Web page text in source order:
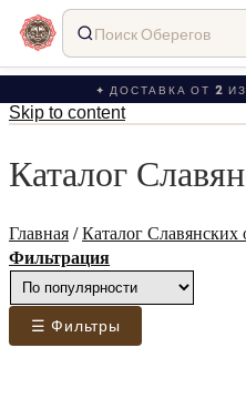
✦ ДОСТАВКА ОТ 2
Skip to content
Каталог
Главная/Каталог Славянских
Фильтрация
☰ Фильтры
Поиск Оберегов